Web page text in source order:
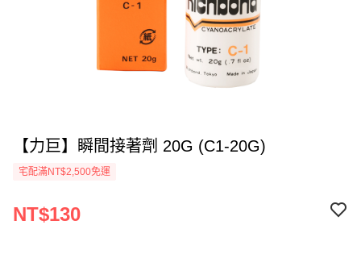
【力巨】瞬間接著劑 20G (C1-20G)
宅配滿NT$2,500免運
NT$130